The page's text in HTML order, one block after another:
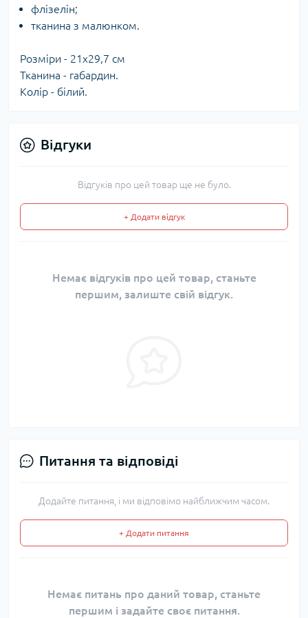
флізелін;
тканина з малюнком.
Розміри - 21x29,7 см
Тканина - габардин.
Колір - білий.
Відгуки
Відгуків про цей товар ще не було.
+ Додати відгук
Немає відгуків про цей товар, станьте
першим, залиште свій відгук.
Питання та відповіді
Додайте питання, і ми відповімо найближчим часом.
+ Додати питання
Немає питань про даний товар, станьте
першим і задайте своє питання.